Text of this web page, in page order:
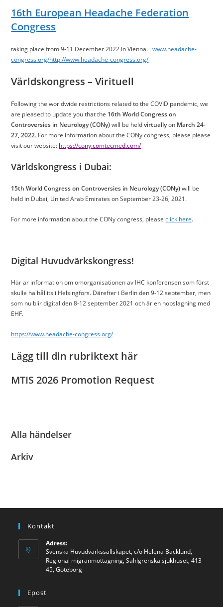
16th European Headache Federation
Congress
taking place from 9-11 December 2022 in Vienna.www.headache-
congress.org/http://www.headache-congress.org/
Världskongress – Virituell
Following the worldwide restrictions related to the COVID pandemic, we
are pleased to update you that the 16th World Congress on
Controversies in Neurology (CONy)will be heldvirtuallyon March 24-
27, 2022. For more information about the CONy congress, please please
visit our website: https://cony.comtecmed.com/
Världskongress i Dubai:
15th World Congress on Controversies in Neurology (CONy)will be
held in Dubai, United Arab Emirates on September 23-26, 2021.
For more information about the CONy congress, pleaseclick here.
Digital Huvudvärkskongress!
Här är information om omorganisationen av IHC konferensen som först
skulle ha hållits i Helsingfors. Därefter i Berlin den 9-12 september, men
som nu blir digital den 8-12 september 2021 och är en hopslagning med
EHF.
https://www.headache-congress.org/
Lägg till din rubriktext här
MTIS 2026 Promotion Request
Alla händelser
Arkiv
Kontakt
Adress:
Svenska Huvudvärkssällskapet, c/o Helena Backlund,
Regional migränmottagning, Sahlgrenska sjukhuset, 413
45, Göteborg
Epost